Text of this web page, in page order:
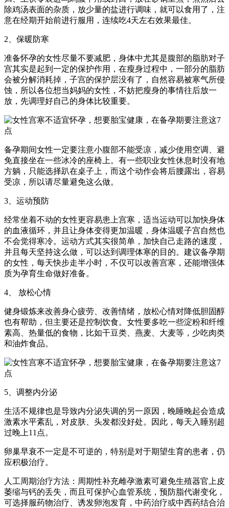
除鸡汤表面的杂质，放少量的盐进行调味，就可以食用了，注
意在经期开始前进行服用，连续吃4天左右效果最佳。
2、保暖防寒
准备怀孕的女性尽量不要减肥，身体中尤其是腹部的脂肪对子
宫其实是起到一定的保护作用，在瘦身过程中，一部分的脂肪
会被分解消耗掉，子宫的保护层没有了，自然容易被寒气所侵
蚀，所以各位想当妈妈的女性，不妨把瘦身的事情往后放一
放，先调理好自己的身体比较重要。
备孕期间女性一定要注意小腹部不能受凉，减少使用空调、避
免直接坐在一些冰冷的座椅上。有一些职业女性休息时没有地
方躺，只能选择趴在桌子上，而这个动作会将后腰露出，容易
受凉，所以请尽量避免这么做。
3、运动预防
经常坐着不动的女性更容易患上宫寒，适当运动可以加快身体
的血液循环，并且让身体变得更加温暖，身体温暖子宫自然也
不会觉得寒冷。运动方式其实很简单，加快自己走路的速度，
并且每天坚持这么做，可以达到调理体寒的目的。建议备孕期
的女性，每天快步走半小时，不仅可以改善宫寒，还能增强体
质为孕育生命做好准备。
4、 放松心情
健身锻炼来改善身心疲劳、改善情绪，放松心情对降低胆固醇
也有帮助，但主要还是控制饮食。女性要多吃一些淀粉和纤维
素高、热量低的食物，比如干豆类、燕麦、大麦等，少吃肉类
和油炸食品。
5、调整内分泌
生活不规律也是导致内分泌失调的另一原因，晚睡晚起会造成
激素水平紊乱，对皮肤、头发都没好处。因此，每天入睡别超
过晚上11点。
卵巢早衰不一定是不可逆的，特别是对于期望生育的患者，仍
应积极治疗。
人工周期治疗方法：周期性补充雌孕激素可避免生殖器官上皮
萎缩与钙的丢失，而且可保护心血管系统，预防脂代谢变化，
可选择服药物治疗、诱发卵泡发育，中药治疗或中西药结合治